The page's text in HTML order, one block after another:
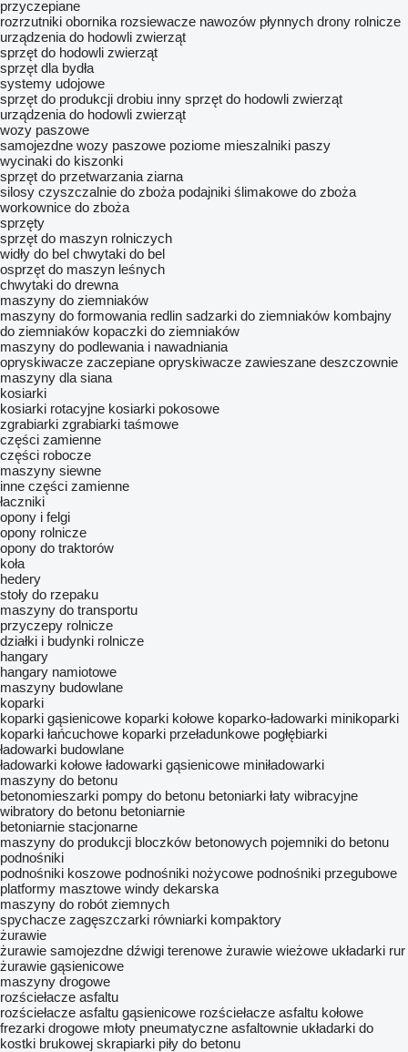
przyczepiane
rozrzutniki obornika rozsiewacze nawozów płynnych drony rolnicze
urządzenia do hodowli zwierząt
sprzęt do hodowli zwierząt
sprzęt dla bydła
systemy udojowe
sprzęt do produkcji drobiu inny sprzęt do hodowli zwierząt
urządzenia do hodowli zwierząt
wozy paszowe
samojezdne wozy paszowe poziome mieszalniki paszy
wycinaki do kiszonki
sprzęt do przetwarzania ziarna
silosy czyszczalnie do zboża podajniki ślimakowe do zboża
workownice do zboża
sprzęty
sprzęt do maszyn rolniczych
widły do bel chwytaki do bel
osprzęt do maszyn leśnych
chwytaki do drewna
maszyny do ziemniaków
maszyny do formowania redlin sadzarki do ziemniaków kombajny
do ziemniaków kopaczki do ziemniaków
maszyny do podlewania i nawadniania
opryskiwacze zaczepiane opryskiwacze zawieszane deszczownie
maszyny dla siana
kosiarki
kosiarki rotacyjne kosiarki pokosowe
zgrabiarki zgrabiarki taśmowe
części zamienne
części robocze
maszyny siewne
inne części zamienne
łaczniki
opony i felgi
opony rolnicze
opony do traktorów
koła
hedery
stoły do rzepaku
maszyny do transportu
przyczepy rolnicze
działki i budynki rolnicze
hangary
hangary namiotowe
maszyny budowlane
koparki
koparki gąsienicowe koparki kołowe koparko-ładowarki minikoparki
koparki łańcuchowe koparki przeładunkowe pogłębiarki
ładowarki budowlane
ładowarki kołowe ładowarki gąsienicowe miniładowarki
maszyny do betonu
betonomieszarki pompy do betonu betoniarki łaty wibracyjne
wibratory do betonu betoniarnie
betoniarnie stacjonarne
maszyny do produkcji bloczków betonowych pojemniki do betonu
podnośniki
podnośniki koszowe podnośniki nożycowe podnośniki przegubowe
platformy masztowe windy dekarska
maszyny do robót ziemnych
spychacze zagęszczarki równiarki kompaktory
żurawie
żurawie samojezdne dźwigi terenowe żurawie wieżowe układarki rur
żurawie gąsienicowe
maszyny drogowe
rozściełacze asfaltu
rozściełacze asfaltu gąsienicowe rozściełacze asfaltu kołowe
frezarki drogowe młoty pneumatyczne asfaltownie układarki do
kostki brukowej skrapiarki piły do betonu